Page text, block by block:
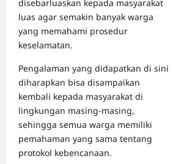
disebarluaskan kepada masyarakat
luas agar semakin banyak warga
yang memahami prosedur
keselamatan.
Pengalaman yang didapatkan di sini
diharapkan bisa disampaikan
kembali kepada masyarakat di
lingkungan masing-masing,
sehingga semua warga memiliki
pemahaman yang sama tentang
protokol kebencanaan.